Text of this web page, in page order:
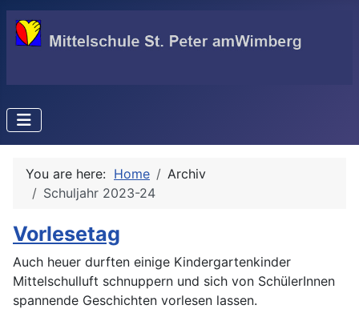
You are here: Home
Archiv
Schuljahr 2023-24
Vorlesetag
Auch heuer durften einige Kindergartenkinder
Mittelschulluft schnuppern und sich von SchülerInnen
spannende Geschichten vorlesen lassen.